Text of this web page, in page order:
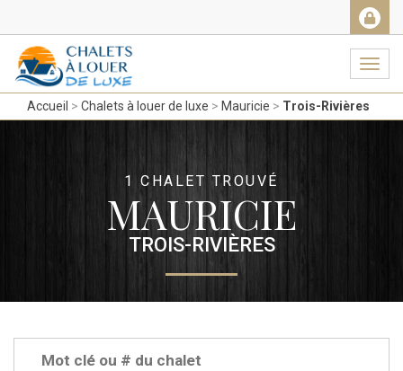
Accueil Chalets à louer de luxe Mauricie Trois-Rivières
1 CHALET TROUVÉ
MAURICIE
TROIS-RIVIÈRES